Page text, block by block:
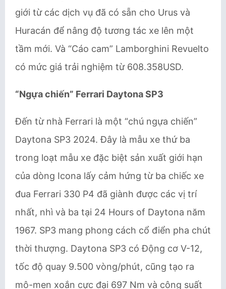
giới từ các dịch vụ đã có sẵn cho Urus và
Huracán để nâng độ tương tác xe lên một
tầm mới. Và “Cáo cam” Lamborghini Revuelto
có mức giá trải nghiệm từ 608.358USD.
“Ngựa chiến” Ferrari Daytona SP3
Đến từ nhà Ferrari là một “chú ngựa chiến”
Daytona SP3 2024. Đây là mẫu xe thứ ba
trong loạt mẫu xe đặc biệt sản xuất giới hạn
của dòng Icona lấy cảm hứng từ ba chiếc xe
đua Ferrari 330 P4 đã giành được các vị trí
nhất, nhì và ba tại 24 Hours of Daytona năm
1967. SP3 mang phong cách cổ điển pha chút
thời thượng. Daytona SP3 có Động cơ V-12,
tốc độ quay 9.500 vòng/phút, cũng tạo ra
mô-men xoắn cực đại 697 Nm và công suất